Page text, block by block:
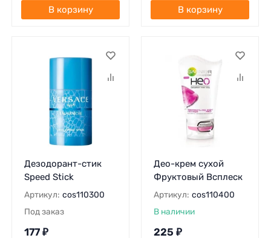
В корзину В корзину
Дезодорант-стик
Speed Stick
Артикул: cos110300
Под заказ
177 ₽
Део-крем сухой
Фруктовый Всплеск
Артикул: cos110400
В наличии
225 ₽